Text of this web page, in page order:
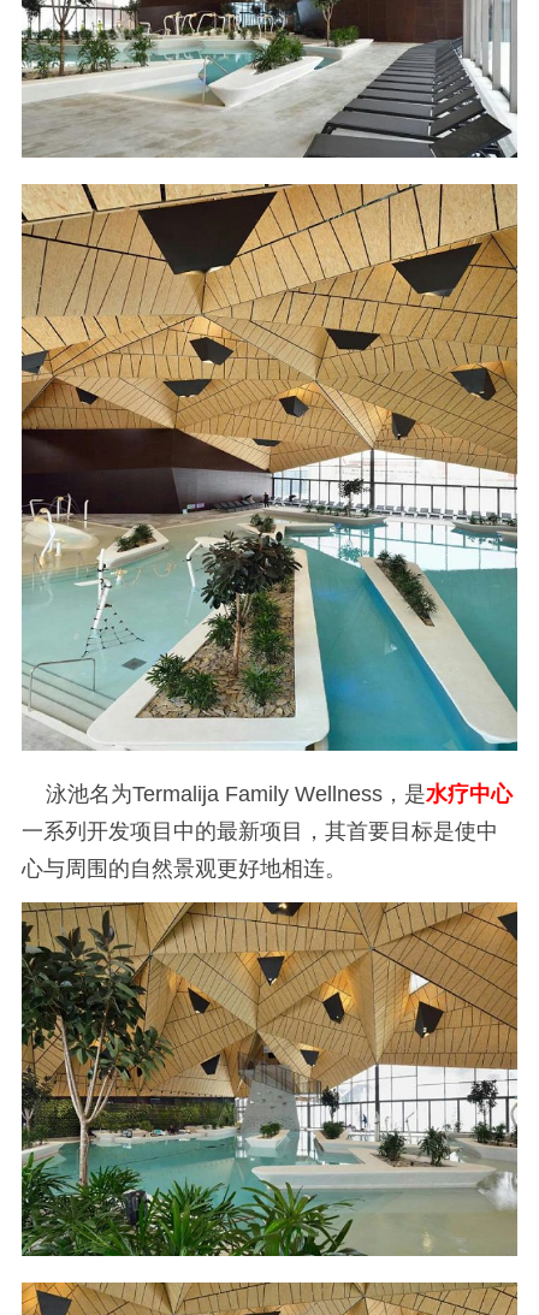
泳池名为Termalija Family Wellness，是水疗中心
一系列开发项目中的最新项目，其首要目标是使中
心与周围的自然景观更好地相连。